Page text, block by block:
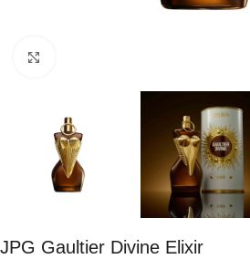
JPG Gaultier Divine Elixir